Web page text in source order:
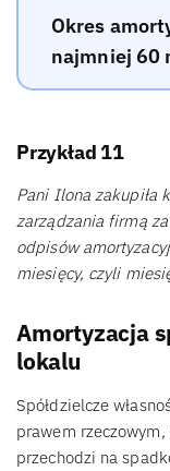
Okres
najmniej 60
Przykład 11
Pani Ilona zakupiła
zarządzania firmą
odpisów
miesięcy, czyli
Amortyzacja
lokalu
Spółdzielcze
prawem
przechodzi na